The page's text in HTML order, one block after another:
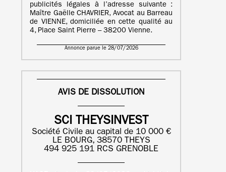
publicités légales à l’adresse suivante :
Maître Gaëlle CHAVRIER, Avocat au Barreau
de VIENNE, domiciliée en cette qualité au
4, Place Saint Pierre – 38200 Vienne.
Annonce parue le 28/07/2026
AVIS DE DISSOLUTION
SCI THEYSINVEST
Société Civile au capital de 10 000 €
LE BOURG, 38570 THEYS
494 925 191 RCS GRENOBLE